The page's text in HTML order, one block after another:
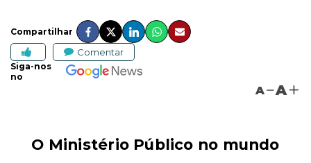
Compartilhar
Comentar
Siga-nos
no
A A
O Ministério Público no mundo